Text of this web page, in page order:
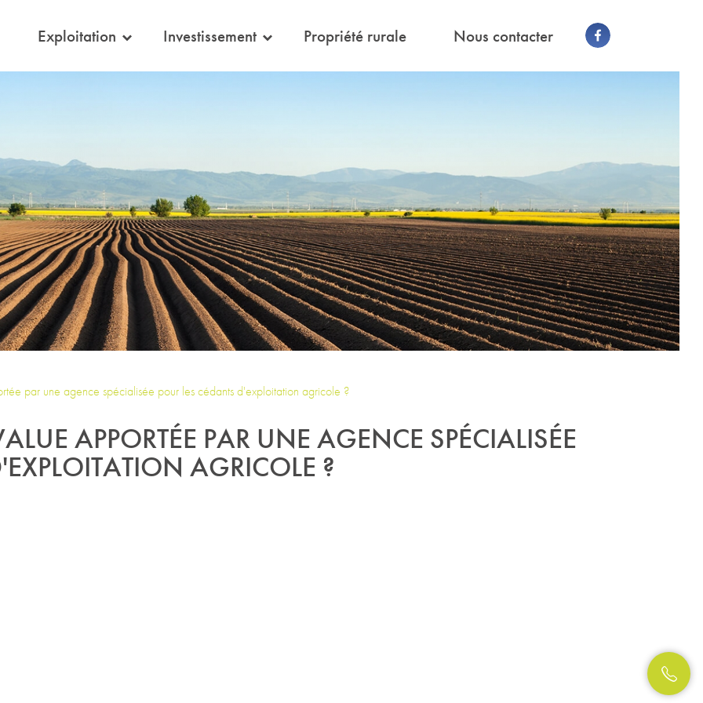
Exploitation Investissement Propriété rurale Nous contacter
par une agence spécialisée pour les cédants d'exploitation agricole ?
APPORTÉE PAR UNE AGENCE SPÉCIALISÉE
AGRICOLE ?